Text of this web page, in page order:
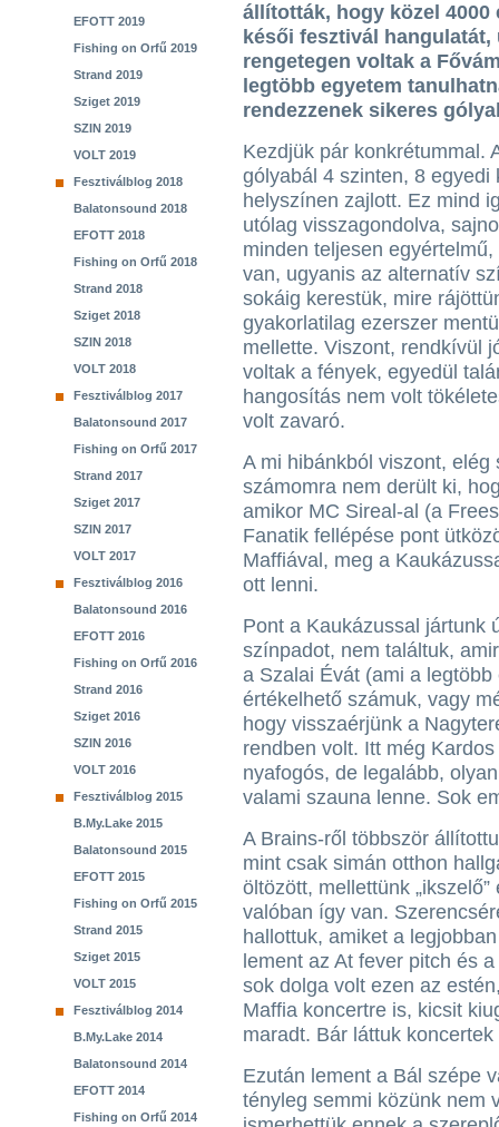
EFOTT 2019
Fishing on Orfű 2019
Strand 2019
Sziget 2019
SZIN 2019
VOLT 2019
Fesztiválblog 2018
Balatonsound 2018
EFOTT 2018
Fishing on Orfű 2018
Strand 2018
Sziget 2018
SZIN 2018
VOLT 2018
Fesztiválblog 2017
Balatonsound 2017
Fishing on Orfű 2017
Strand 2017
Sziget 2017
SZIN 2017
VOLT 2017
Fesztiválblog 2016
Balatonsound 2016
EFOTT 2016
Fishing on Orfű 2016
Strand 2016
Sziget 2016
SZIN 2016
VOLT 2016
Fesztiválblog 2015
B.My.Lake 2015
Balatonsound 2015
EFOTT 2015
Fishing on Orfű 2015
Strand 2015
Sziget 2015
VOLT 2015
Fesztiválblog 2014
B.My.Lake 2014
Balatonsound 2014
EFOTT 2014
Fishing on Orfű 2014
állították, hogy közel 4000
késői fesztivál
rengetegen voltak a
legtöbb egyetem
rendezzenek sikeres
Kezdjük pár konkrétummal.
gólyabál 4 szinten, 8 egyedi
helyszínen zajlott. Ez mind
utólag visszagondolva,
minden teljesen
van, ugyanis az alternatív
sokáig kerestük, mire
gyakorlatilag ezerszer
mellette. Viszont, rendkívül
voltak a fények, egyedül
hangosítás nem volt
volt zavaró.
A mi hibánkból viszont,
számomra nem derült ki,
amikor MC Sireal-al (a
Fanatik fellépése pont
Maffiával, meg a
ott lenni.
Pont a Kaukázussal jártunk
színpadot, nem találtuk,
a Szalai Évát (ami a
értékelhető számuk, vagy
hogy visszaérjünk a
rendben volt. Itt még
nyafogós, de legalább,
valami szauna lenne. Sok
A Brains-ről többször
mint csak simán otthon
öltözött, mellettünk
valóban így van.
hallottuk, amiket a
lement az At fever pitch és
sok dolga volt ezen az
Maffia koncertre is, kicsit
maradt. Bár láttuk
Ezután lement a Bál szépe
tényleg semmi közünk nem